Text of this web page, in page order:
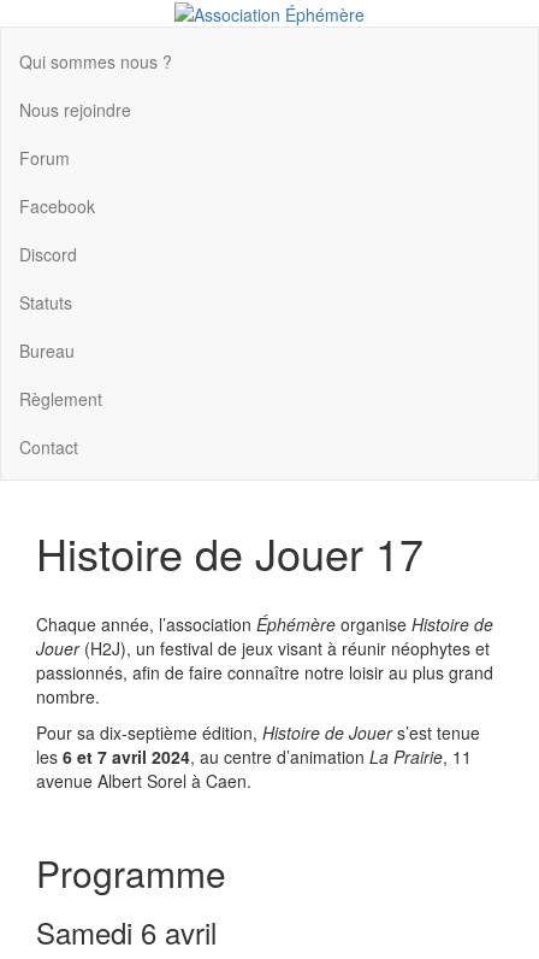
Qui sommes nous ?
Nous rejoindre
Forum
Facebook
Discord
Statuts
Bureau
Règlement
Contact
Histoire de Jouer 17
Chaque année, l’association Éphémère organise Histoire de
Jouer(H2J), un festival de jeux visant à réunir néophytes et
passionnés, afin de faire connaître notre loisir au plus grand
nombre.
Pour sa dix-septième édition, Histoire de Jouers’est tenue
les 6 et 7 avril 2024, au centre d’animation La Prairie, 11
avenue Albert Sorel à Caen.
Programme
Samedi 6 avril